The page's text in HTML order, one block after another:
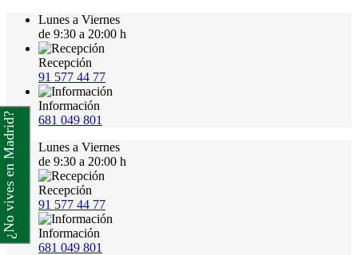
Lunes a Viernes
de 9:30 a 20:00 h
Recepción
91 577 44 77
Información
681 049 801
Lunes a Viernes
de 9:30 a 20:00 h
Recepción
91 577 44 77
Información
681 049 801
¿No vives en Madrid?